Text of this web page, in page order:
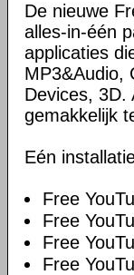
De nieuwe
alles-in-één
applicaties
MP3&Audio,
Devices, 3D.
gemakkelijk
Eén
Free
Free
Free
Free